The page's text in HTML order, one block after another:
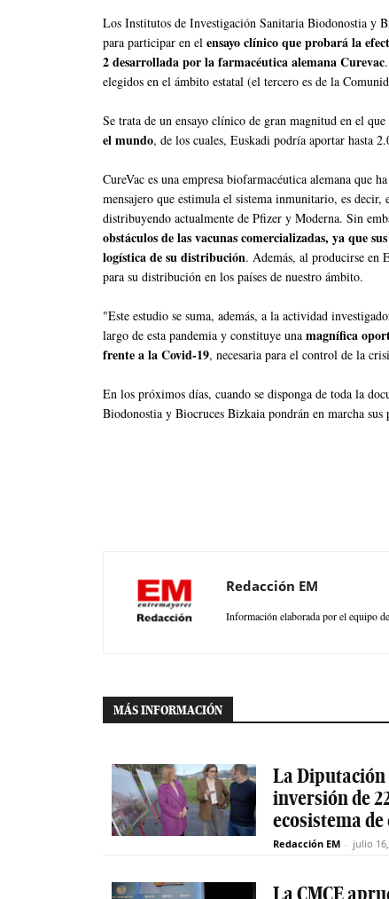
Los Institutos de Investigación Sanitaria Biodonostia y
para participar en el ensayo clínico que probará la
2 desarrollada por la farmacéutica alemana Curevac
elegidos en el ámbito estatal (el tercero es de la
Se trata de un ensayo clínico de gran magnitud en el
el mundo, de los cuales, Euskadi podría aportar hasta
CureVac es una empresa biofarmacéutica alemana que
mensajero que estimula el sistema inmunitario, es decir,
distribuyendo actualmente de Pfizer y Moderna. Sin
obstáculos de las vacunas comercializadas, ya que
logística de su distribución. Además, al producirse en
para su distribución en los países de nuestro ámbito.
"Este estudio se suma, además, a la actividad
largo de esta pandemia y constituye una magnífica
frente a la Covid-19, necesaria para el control de la
En los próximos días, cuando se disponga de toda la
Biodonostia y Biocruces Bizkaia pondrán en marcha sus
Redacción EM
Información elaborada por el equipo
MÁS INFORMACIÓN
La
inversión de
ecosistema
Redacción EM - julio
La CMCE